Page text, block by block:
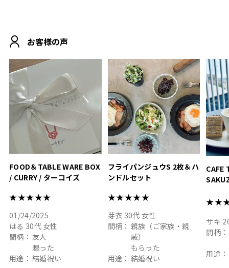
おうちカフェもお洒落にな
って嬉しい𖠚 ⡱
.
#hyacca #結婚祝い
素敵なギフトを
ありがとうございました
#hyacca #結婚祝い
#お祝い #プレゼント
真っ
いい
#結婚
淡色
結婚
色イ
お客様の声
FOOD＆TABLE WARE BOX
/ CURRY / ターコイズ
★★★★★
01/24/2025
はる 30代 女性
間柄： 友人
贈った
用途： 結婚祝い
フライパンジュウS 2枚＆ハ
ンドルセット
★★★★★
芽衣 30代 女性
間柄： 親族（ご家族・親
戚）
もらった
用途： 結婚祝い
CAFE
サキ
間柄：
用途：